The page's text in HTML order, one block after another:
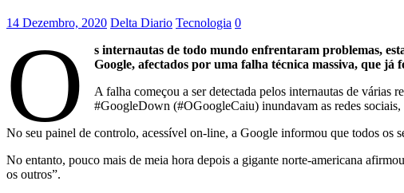
14 Dezembro, 2020 Delta Diario Tecnologia 0
O
s internautas de todo mundo enfrentaram problemas,
Google, afectados por uma falha técnica massiva, que já
A falha começou a ser detectada pelos internautas de várias
#GoogleDown (#OGoogleCaiu) inundavam as redes
No seu painel de controlo, acessível on-line, a Google informou que todos os
No entanto, pouco mais de meia hora depois a gigante norte-americana
os outros”.